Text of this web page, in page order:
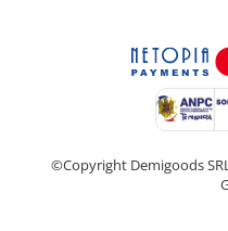
©Copyright Demigoods